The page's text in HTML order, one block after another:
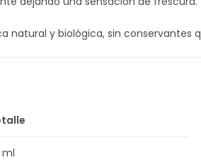
natural y biológica, sin conservantes
ml